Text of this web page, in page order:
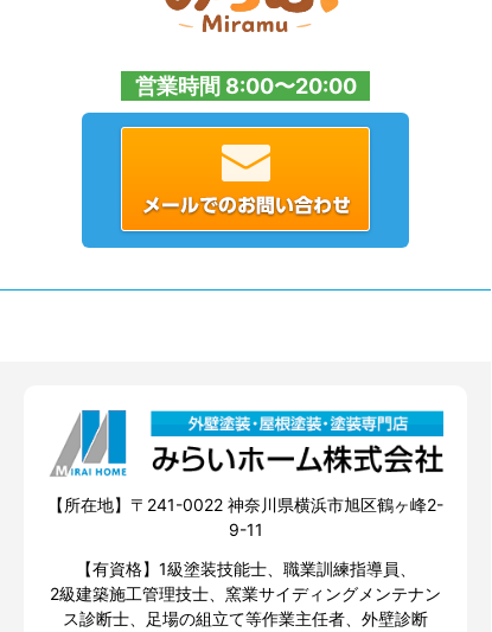
営業時間 8:00〜20:00
【所在地】〒241-0022 神奈川県横浜市旭区鶴ヶ峰2-
9-11
【有資格】1級塗装技能士、職業訓練指導員、
2級建築施工管理技士、窯業サイディングメンテナン
ス診断士、足場の組立て等作業主任者、外壁診断